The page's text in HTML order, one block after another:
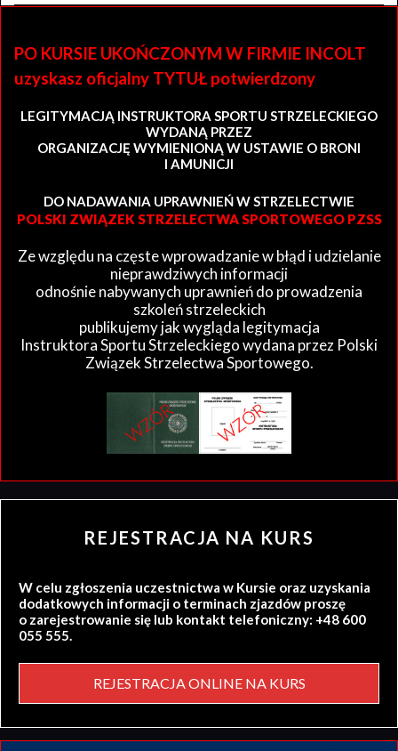
PO KURSIE UKOŃCZONYM W FIRMIE INCOLT
uzyskasz oficjalny TYTUŁ potwierdzony
LEGITYMACJĄ INSTRUKTORA SPORTU STRZELECKIEGO
WYDANĄ PRZEZ
ORGANIZACJĘ WYMIENIONĄ W USTAWIE O BRONI
I AMUNICJI
DO NADAWANIA UPRAWNIEŃ W STRZELECTWIE
POLSKI ZWIĄZEK STRZELECTWA SPORTOWEGO PZSS
Ze względu na częste wprowadzanie w błąd i udzielanie
nieprawdziwych informacji
odnośnie nabywanych uprawnień do prowadzenia
szkoleń strzeleckich
publikujemy jak wygląda legitymacja
Instruktora Sportu Strzeleckiego wydana przez Polski
Związek Strzelectwa Sportowego.
REJESTRACJA NA KURS
W celu zgłoszenia uczestnictwa w Kursie oraz uzyskania
dodatkowych informacji o terminach zjazdów proszę
o zarejestrowanie się lub kontakt telefoniczny: +48 600
055 555.
REJESTRACJA ONLINE NA KURS